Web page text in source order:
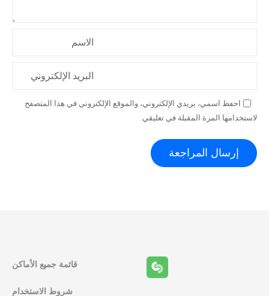
الاسم
البريد الإلكتروني
احفظ اسمي، بريدي الإلكتروني، والموقع الإلكتروني في هذا المتصفح
لاستخدامها المرة المقبلة في تعليقي.
قائمة جميع الأماكن
شروط الاستخدام